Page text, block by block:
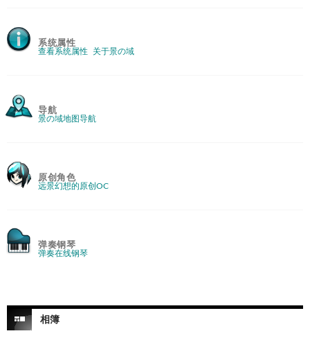
系统属性
查看系统属性 关于景の域
导航
景の域地图导航
原创角色
远景幻想的原创OC
弹奏钢琴
弹奏在线钢琴
相簿